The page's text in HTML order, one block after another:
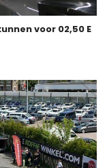
voor 02,50 E